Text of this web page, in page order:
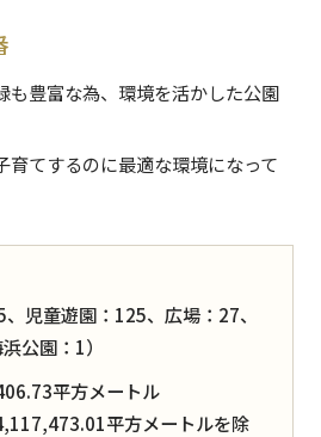
も豊富な為、環境を活かした公園
育てするのに最適な環境になって
、児童遊園：125、広場：27、
公園：1）
平方メートル
平方メートルを除